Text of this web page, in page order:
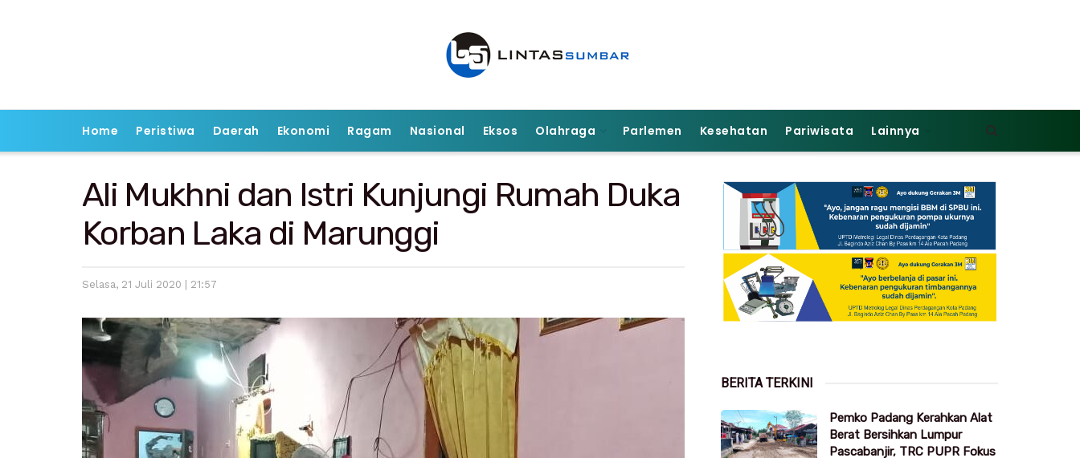
Home Peristiwa Daerah Ekonomi Ragam Nasional Eksos Olahraga Parlemen Kesehatan Pariwisata Lainnya
Ali Mukhni dan Istri Kunjungi Rumah Duka
Korban Laka di Marunggi
Selasa, 21 Juli 2020 | 21:57
BERITA TERKINI
Pemko Padang Kerahkan Alat
Berat Bersihkan Lumpur
Pascabanjir, TRC PUPR Fokus